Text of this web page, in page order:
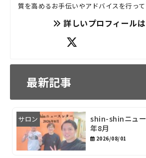
質を高めるお手伝いやアドバイスを行って
詳しいプロフィール
最新記事
サロン
shin-shinニュ
年8月
2026/08/01